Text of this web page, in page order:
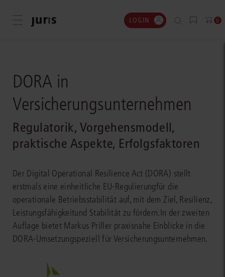
Menü öffnen LOGIN 0
DORA in
Versicherungsunternehmen
Regulatorik, Vorgehensmodell,
praktische Aspekte, Erfolgsfaktoren
Der Digital Operational Resilience Act (DORA) stellt
erstmals eine einheitliche EU-Regulierungfür die
operationale Betriebsstabilität auf, mit dem Ziel, Resilienz,
Leistungsfähigkeitund Stabilität zu fördern.In der zweiten
Auflage bietet Markus Priller praxisnahe Einblicke in die
DORA-Umsetzungspeziell für Versicherungsunternehmen.